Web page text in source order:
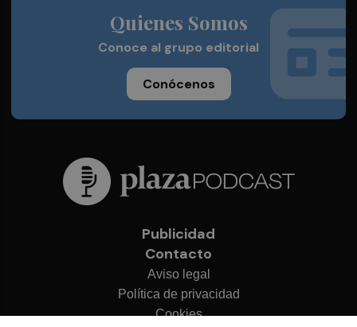
Quienes Somos
Conoce al grupo editorial
Conócenos
Publicidad
Contacto
Aviso legal
Política de privacidad
Cookies